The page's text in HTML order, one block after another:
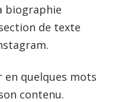
biographie
de texte
en quelques mots
contenu.